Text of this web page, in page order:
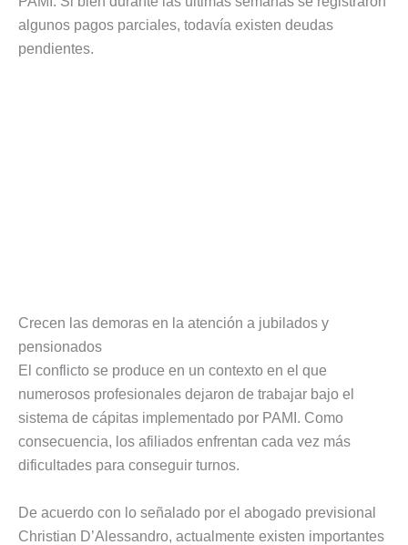
algunos pagos parciales, todavía existen deudas
pendientes.
Crecen las demoras en la atención a jubilados y
pensionados
El conflicto se produce en un contexto en el que
numerosos profesionales dejaron de trabajar bajo el
sistema de cápitas implementado por PAMI. Como
consecuencia, los afiliados enfrentan cada vez más
dificultades para conseguir turnos.
De acuerdo con lo señalado por el abogado previsional
Christian D’Alessandro, actualmente existen importantes